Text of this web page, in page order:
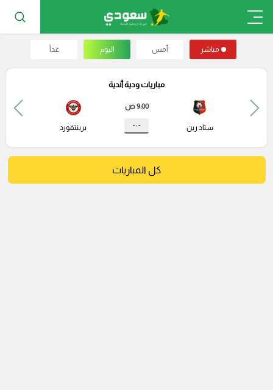
مباشر أمس اليوم غداً
مباريات ودية أندية
ستاد رين
9:00 ص
- : - برينتفورد
كل المباريات